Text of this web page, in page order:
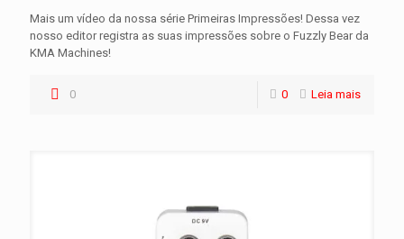
Mais um vídeo da nossa série Primeiras Impressões! Dessa vez
nosso editor registra as suas impressões sobre o Fuzzly Bear da
KMA Machines!
0 0 Leia mais